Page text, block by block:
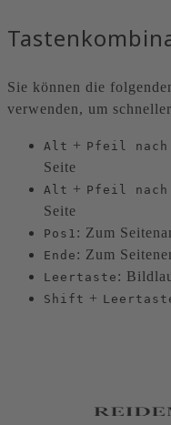
Sie können die
verwenden, um
Alt + Pfeil
Seite
Alt + Pfeil
Seite
Pos1 : Zum
Ende : Zum
Leertaste :
Shift +